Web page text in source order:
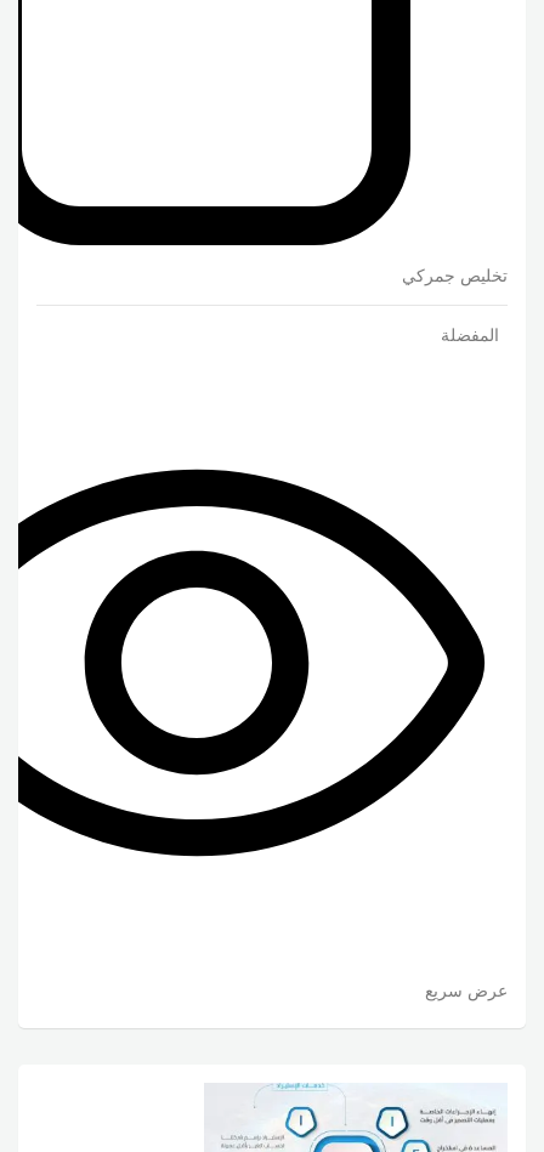
تخليص جمركي
المفضلة
عرض سريع